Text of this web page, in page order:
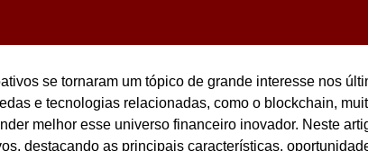
se tornaram um tópico de grande interesse nos
e tecnologias relacionadas, como o blockchain,
melhor esse universo financeiro inovador. Neste
destacando as principais características,